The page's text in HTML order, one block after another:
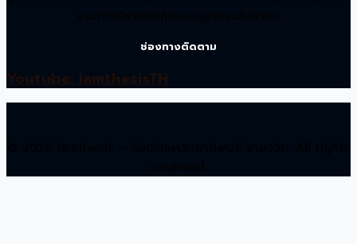
ช่องทางติดตาม
Youtube: iamthesisTH